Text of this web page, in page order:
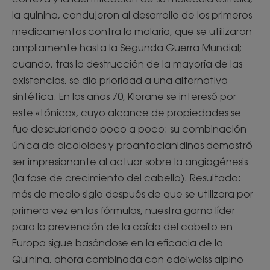
la quinina, condujeron al desarrollo de los primeros
medicamentos contra la malaria, que se utilizaron
ampliamente hasta la Segunda Guerra Mundial;
cuando, tras la destrucción de la mayoría de las
existencias, se dio prioridad a una alternativa
sintética. En los años 70, Klorane se interesó por
este «tónico», cuyo alcance de propiedades se
fue descubriendo poco a poco: su combinación
única de alcaloides y proantocianidinas demostró
ser impresionante al actuar sobre la angiogénesis
(la fase de crecimiento del cabello). Resultado:
más de medio siglo después de que se utilizara por
primera vez en las fórmulas, nuestra gama líder
para la prevención de la caída del cabello en
Europa sigue basándose en la eficacia de la
Quinina, ahora combinada con edelweiss alpino